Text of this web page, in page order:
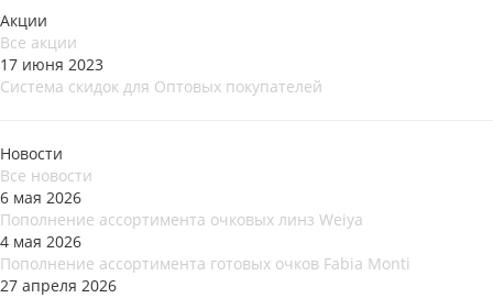
Акции
Все акции
17 июня 2023
Система скидок для Оптовых покупателей
Новости
Все новости
6 мая 2026
Пополнение ассортимента очковых линз Weiya
4 мая 2026
Пополнение ассортимента готовых очков Fabia Monti
27 апреля 2026